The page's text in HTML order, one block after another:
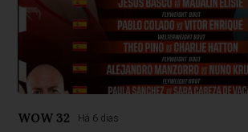
WOW 32 Há 6 dias